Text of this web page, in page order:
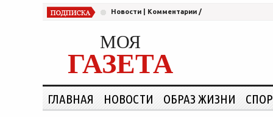
Новости Комментарии /
МОЯ
ГАЗЕТА
ГЛАВНАЯ НОВОСТИ ОБРАЗ ЖИЗНИ